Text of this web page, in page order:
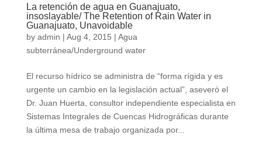
La retención de agua en Guanajuato,
insoslayable/ The Retention of Rain Water in
Guanajuato, Unavoidable
by admin | Aug 4, 2015 | Agua
subterránea/Underground water
El recurso hídrico se administra de “forma rígida y es
urgente un cambio en la legislación actual”, aseveró el
Dr. Juan Huerta, consultor independiente especialista en
Sistemas Integrales de Cuencas Hidrográficas durante
la última mesa de trabajo organizada por...